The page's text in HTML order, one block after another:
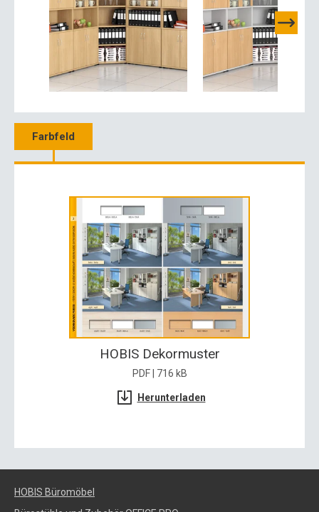
Farbfeld
HOBIS Dekormuster
PDF | 716 kB
Herunterladen
HOBIS Büromöbel